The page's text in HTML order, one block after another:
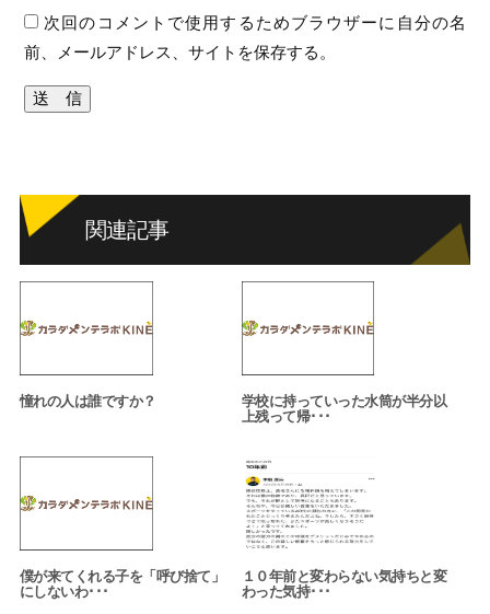
次回のコメントで使用するためブラウザーに自分の名
前、メールアドレス、サイトを保存する。
関連記事
憧れの人は誰ですか？
学校に持っていった水筒が半分以
上残って帰･･･
僕が来てくれる子を「呼び捨て」
にしないわ･･･
１０年前と変わらない気持ちと変
わった気持･･･